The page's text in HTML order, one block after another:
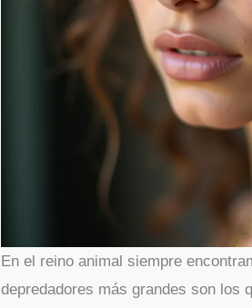
En el reino animal siempre
depredadores más grandes son los